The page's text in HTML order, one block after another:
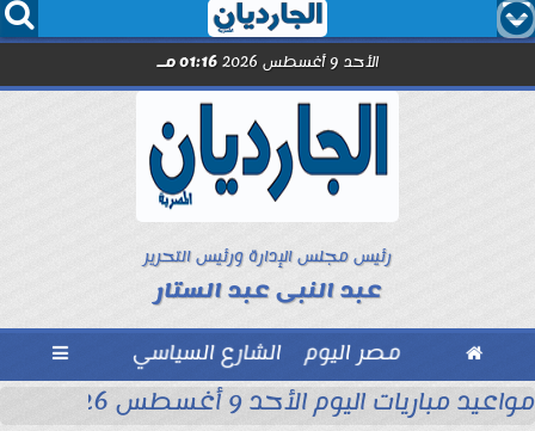
  
الأحد 9 أغسطس 2026 01:16 مـ
رئيس مجلس الإدارة ورئيس التحرير
عبد النبى عبد الستار
 مصر اليوم الشارع السياسي 
شريف...
مواعيد مباريات اليوم الأحد 9 أغسطس 2026